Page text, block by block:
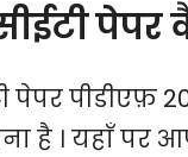
पेपर
है । यहाँ